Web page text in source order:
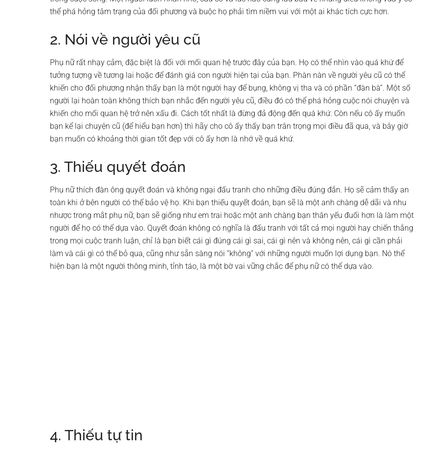
thể phá hỏng tâm trạng của đối phương và buộc họ phải tìm niềm vui với một ai khác tích cực hơn.
2. Nói về người yêu cũ
Phụ nữ rất nhạy cảm, đặc biệt là đối với mối quan hệ trước đây của bạn. Họ có thể nhìn vào quá khứ để
tưởng tượng về tương lai hoặc để đánh giá con người hiện tại của bạn. Phàn nàn về người yêu cũ có thể
khiến cho đối phương nhận thấy bạn là một người hay để bụng, không vị tha và có phần “đàn bà”. Một số
người lại hoàn toàn không thích bạn nhắc đến người yêu cũ, điều đó có thể phá hỏng cuộc nói chuyện và
khiến cho mối quan hệ trở nên xấu đi. Cách tốt nhất là đừng đả động đến quá khứ. Còn nếu cô ấy muốn
bạn kể lại chuyện cũ (để hiểu bạn hơn) thì hãy cho cô ấy thấy bạn trân trọng mọi điều đã qua, và bây giờ
bạn muốn có khoảng thời gian tốt đẹp với cô ấy hơn là nhớ về quá khứ.
3. Thiếu quyết đoán
Phụ nữ thích đàn ông quyết đoán và không ngại đấu tranh cho những điều đúng đắn. Họ sẽ cảm thấy an
toàn khi ở bên người có thể bảo vệ họ. Khi bạn thiếu quyết đoán, bạn sẽ là một anh chàng dễ dãi và nhu
nhược trong mắt phụ nữ, bạn sẽ giống như em trai hoặc một anh chàng bạn thân yếu đuối hơn là làm một
người để họ có thể dựa vào. Quyết đoán không có nghĩa là đấu tranh với tất cả mọi người hay chiến thắng
trong mọi cuộc tranh luận, chỉ là bạn biết cái gì đúng cái gì sai, cái gì nên và không nên, cái gì cần phải
làm và cái gì có thể bỏ qua, cũng như sẵn sàng nói “không” với những người muốn lợi dụng bạn. Nó thể
hiện bạn là một người thông minh, tỉnh táo, là một bờ vai vững chắc để phụ nữ có thể dựa vào.
4. Thiếu tự tin